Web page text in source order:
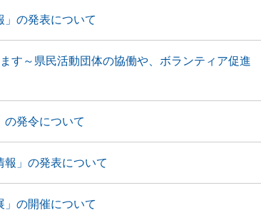
」の発表について
す～県民活動団体の協働や、ボランティア促進
の発令について
報」の発表について
」の開催について